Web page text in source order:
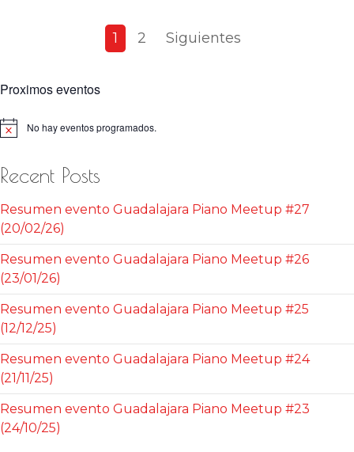
Paginación
de
1 2 Siguientes
Proximos eventos
Aviso No hay eventos programados.
Recent Posts
Resumen evento Guadalajara Piano Meetup #27
(20/02/26)
Resumen evento Guadalajara Piano Meetup #26
(23/01/26)
Resumen evento Guadalajara Piano Meetup #25
(12/12/25)
Resumen evento Guadalajara Piano Meetup #24
(21/11/25)
Resumen evento Guadalajara Piano Meetup #23
(24/10/25)